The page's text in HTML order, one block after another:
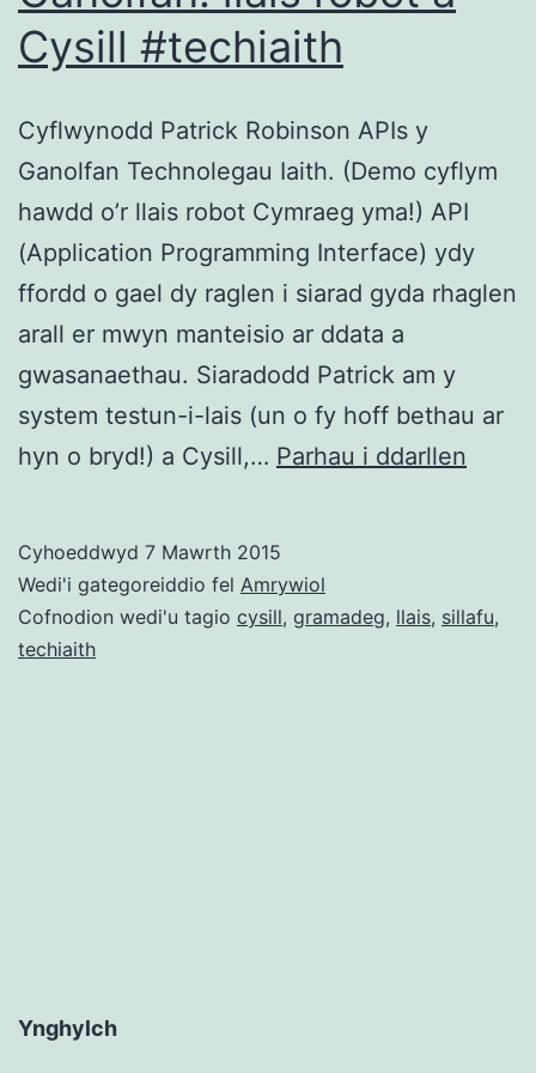
Cysill #techiaith
Cyflwynodd Patrick Robinson APIs y
Ganolfan Technolegau Iaith. (Demo cyflym
hawdd o’r llais robot Cymraeg yma!) API
(Application Programming Interface) ydy
ffordd o gael dy raglen i siarad gyda rhaglen
arall er mwyn manteisio ar ddata a
gwasanaethau. Siaradodd Patrick am y
system testun-i-lais (un o fy hoff bethau ar
hyn o bryd!) a Cysill,… Parhau i ddarllen
y
Cyhoeddwyd 7 Mawrth 2015
Wedi'i gategoreiddio fel Amrywiol
Cofnodion wedi'u tagio cysill, gramadeg, llais, sillafu,
techiaith
Ynghylch